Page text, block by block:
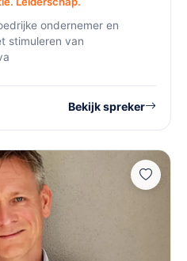
ondernemer en
stimuleren van
Bekijk spreker